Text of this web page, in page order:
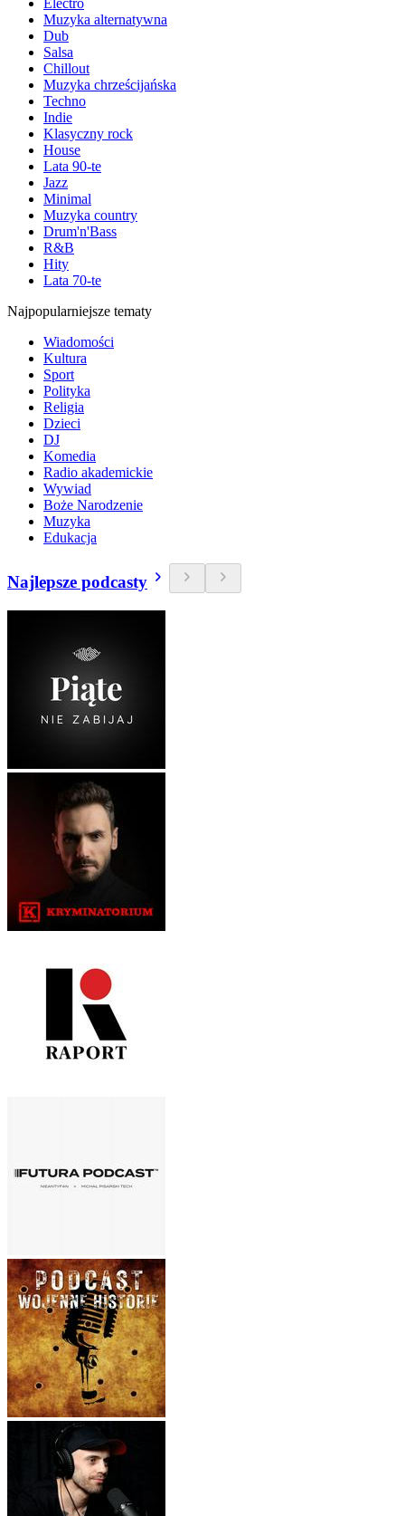
Electro
Muzyka alternatywna
Dub
Salsa
Chillout
Muzyka chrześcijańska
Techno
Indie
Klasyczny rock
House
Lata 90-te
Jazz
Minimal
Muzyka country
Drum'n'Bass
R&B
Hity
Lata 70-te
Najpopularniejsze tematy
Wiadomości
Kultura
Sport
Polityka
Religia
Dzieci
DJ
Komedia
Radio akademickie
Wywiad
Boże Narodzenie
Muzyka
Edukacja
Najlepsze podcasty